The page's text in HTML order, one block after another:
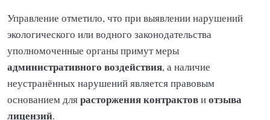
Управление отметило, что при выявлении нарушений
экологического или водного законодательства
уполномоченные органы примут меры
административного воздействия, а наличие
неустранённых нарушений является правовым
основанием длярасторжения контрактовиотзыва
лицензий.